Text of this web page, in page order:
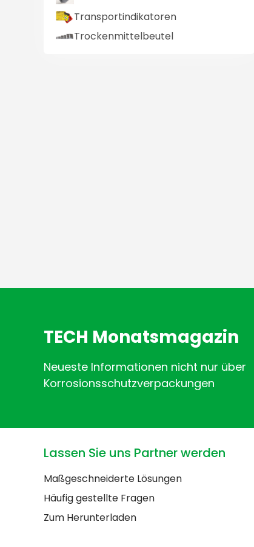
Transportindikatoren
Trockenmittelbeutel
TECH Monatsmagazin
Neueste Informationen nicht nur über
Korrosionsschutzverpackungen
Lassen Sie uns Partner werden
Maßgeschneiderte Lösungen
Häufig gestellte Fragen
Zum Herunterladen